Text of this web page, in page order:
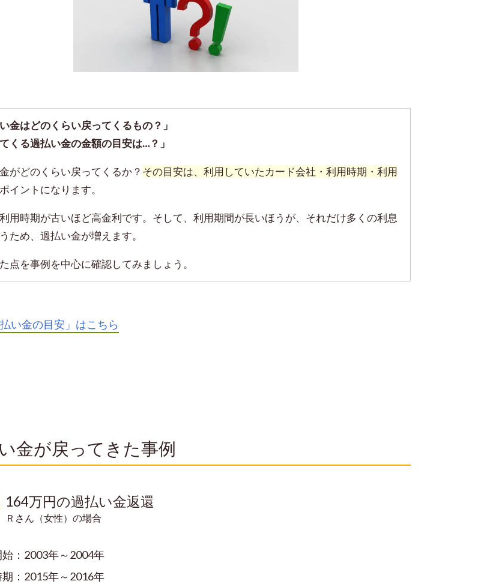
い金はどのくらい戻ってくるもの？」
てくる過払い金の金額の目安は…？」
がどのくらい戻ってくるか？ その目安は、利用していたカード会社・利用時期・利用
イントになります。
用時期が古いほど高金利です。そして、利用期間が長いほうが、それだけ多くの利息
ため、過払い金が増えます。
点を事例を中心に確認してみましょう。
払い金の目安」はこちら
金が戻ってきた事例
164万円の過払い金返還
Ｒさん（女性）の場合
：2003年～2004年
：2015年～2016年